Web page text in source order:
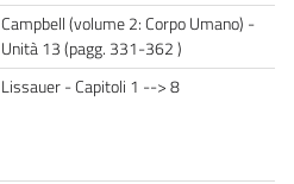
Campbell (volume 2: Corpo Umano) -
Unità 13 (pagg. 331-362 )
Lissauer - Capitoli 1 --> 8